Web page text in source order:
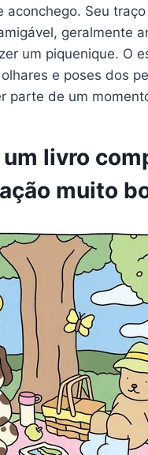
aconchego. Seu
geralmente
um piquenique. O
e poses dos
parte de um
livro
muito